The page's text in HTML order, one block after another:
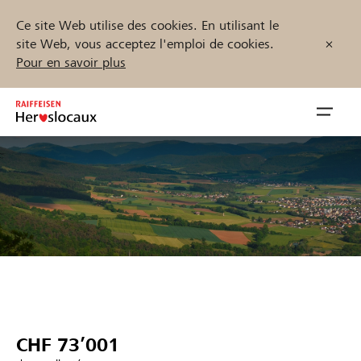
Ce site Web utilise des cookies. En utilisant le
site Web, vous acceptez l'emploi de cookies.
Pour en savoir plus
Inhalt
springen
öffnen
Soutien & assistance
Trouvez des projets et des organisations
Démarrez maintenant
CHF 73’001